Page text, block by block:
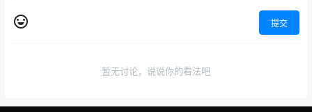
提交
暂无讨论，说说你的看法吧